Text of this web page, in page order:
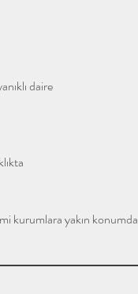
daire
kurumlara yakın konumda